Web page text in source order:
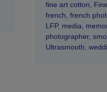
fine art cotton
french french
LFP, media
photographer,
Ultrasmooth